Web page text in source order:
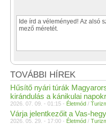
TOVÁBBI HÍREK
Hűsítő nyári túrák
kirándulás a kánikulai
2026. 07. 09. - 01:15 - Életmód /
Várja jelentkezőit a Vas-
2026. 05. 29. - 17:00 - Életmód /